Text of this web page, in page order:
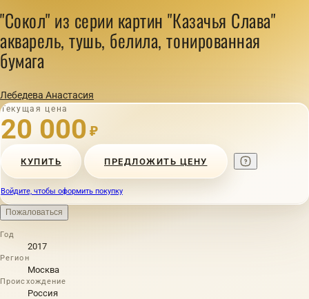
"Сокол" из серии картин "Казачья Слава"
акварель, тушь, белила, тонированная
бумага
Лебедева Анастасия
Текущая цена
20 000 ₽
КУПИТЬ ПРЕДЛОЖИТЬ ЦЕНУ
Войдите, чтобы оформить покупку
Пожаловаться
Год
2017
Регион
Москва
Происхождение
Россия